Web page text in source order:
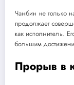
Чанбин не только
продолжает
как исполнитель.
большим
Прорыв в